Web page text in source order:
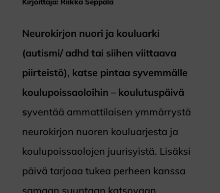
Neurokirjon nuori ja kouluarki
(autismi/ adhd tai siihen viittaava
piirteistö), katse pintaa syvemmälle
koulupoissaoloihin – koulutuspäivä
syventää ammattilaisen ymmärrystä
neurokirjon nuoren kouluarjesta ja
koulupoissaolojen juurisyistä. Lisäksi
päivä tarjoaa tukea perheen kanssa
samaan suuntaan katsovaan